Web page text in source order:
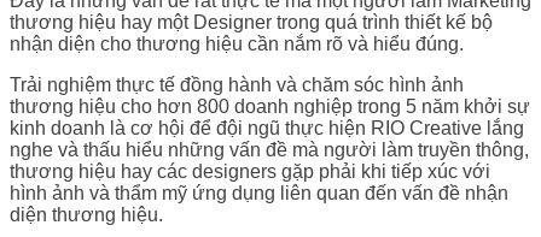
thương hiệu hay một Designer trong quá trình thiết kế bộ
nhận diện cho thương hiệu cần nắm rõ và hiểu đúng.
Trải nghiệm thực tế đồng hành và chăm sóc hình ảnh
thương hiệu cho hơn 800 doanh nghiệp trong 5 năm khởi sự
kinh doanh là cơ hội để đội ngũ thực hiện RIO Creative lắng
nghe và thấu hiểu những vấn đề mà người làm truyền thông,
thương hiệu hay các designers gặp phải khi tiếp xúc với
hình ảnh và thẩm mỹ ứng dụng liên quan đến vấn đề nhận
diện thương hiệu.